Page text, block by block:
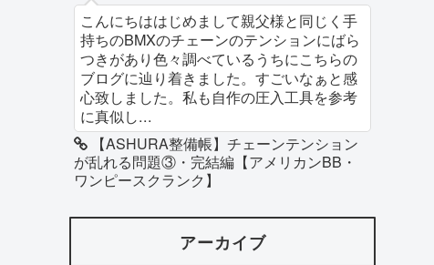
こんにちははじめまして親父様と同じく手
持ちのBMXのチェーンのテンションにばら
つきがあり色々調べているうちにこちらの
ブログに辿り着きました。すごいなぁと感
心致しました。私も自作の圧入工具を参考
に真似し...
【ASHURA整備帳】チェーンテンション
が乱れる問題③・完結編【アメリカンBB・
ワンピースクランク】
アーカイブ